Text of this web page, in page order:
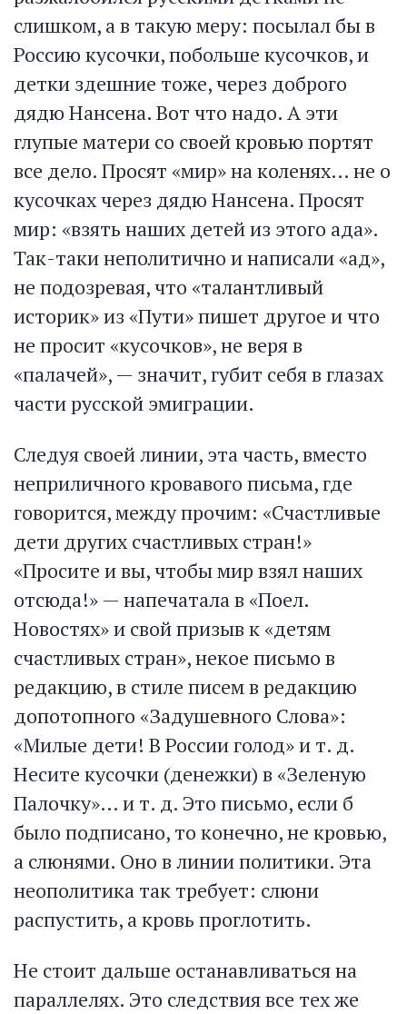
слишком, а в такую меру: посылал бы в
Россию кусочки, побольше кусочков, и
детки здешние тоже, через доброго
дядю Нансена. Вот что надо. А эти
глупые матери со своей кровью портят
все дело. Просят «мир» на коленях… не о
кусочках через дядю Нансена. Просят
мир: «взять наших детей из этого ада».
Так-таки неполитично и написали «ад»,
не подозревая, что «талантливый
историк» из «Пути» пишет другое и что
не просит «кусочков», не веря в
«палачей», — значит, губит себя в глазах
части русской эмиграции.
Следуя своей линии, эта часть, вместо
неприличного кровавого письма, где
говорится, между прочим: «Счастливые
дети других счастливых стран!»
«Просите и вы, чтобы мир взял наших
отсюда!» — напечатала в «Поел.
Новостях» и свой призыв к «детям
счастливых стран», некое письмо в
редакцию, в стиле писем в редакцию
допотопного «Задушевного Слова»:
«Милые дети! В России голод» и т. д.
Несите кусочки (денежки) в «Зеленую
Палочку»… и т. д. Это письмо, если б
было подписано, то конечно, не кровью,
а слюнями. Оно в линии политики. Эта
неополитика так требует: слюни
распустить, а кровь проглотить.
Не стоит дальше останавливаться на
параллелях. Это следствия все тех же